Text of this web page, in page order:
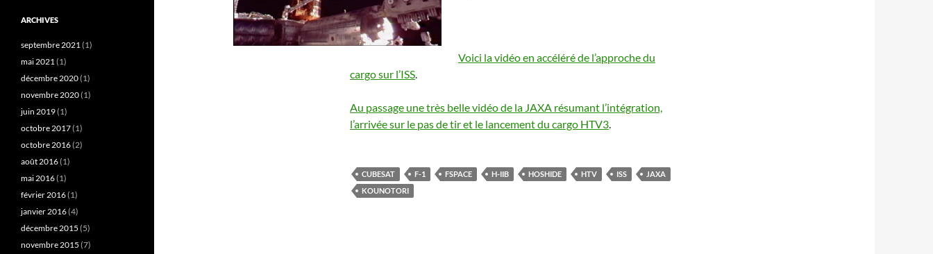
Voici la vidéo en accéléré de l’approche du
cargo sur l’ISS.
Au passage une très belle vidéo de la JAXA résumant l’intégration,
l’arrivée sur le pas de tir et le lancement du cargo HTV3.
CUBESAT F-1 FSPACE H-IIB HOSHIDE HTV ISS
JAXA
KOUNOTORI
ARCHIVES
septembre 2021(1)
mai 2021(1)
décembre 2020(1)
novembre 2020(1)
juin 2019(1)
octobre 2017(1)
octobre 2016(2)
août 2016(1)
mai 2016(1)
février 2016(1)
janvier 2016(4)
décembre 2015 (5)
novembre 2015 (7)